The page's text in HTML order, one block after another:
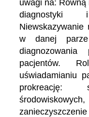
uwagi na:
diagnostyki
w danej parze
pacjentów.
uświadamianiu
prokreację: